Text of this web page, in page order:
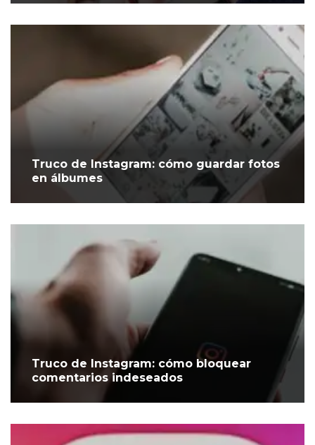
Truco de Instagram: cómo guardar fotos
en álbumes
Truco de Instagram: cómo bloquear
comentarios indeseados